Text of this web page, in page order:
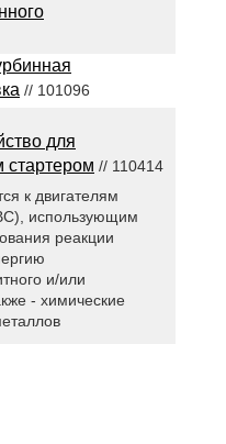
// 101096
для
// 110414
к двигателям
использующим
реакции
и/или
- химические